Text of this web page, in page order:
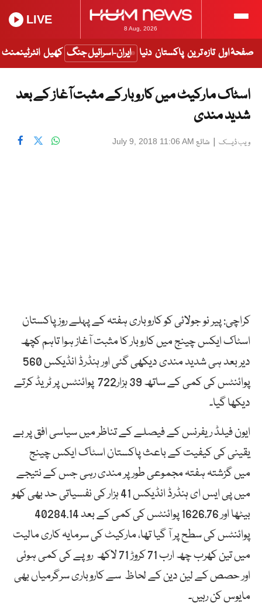
8 Aug, 2026
LIVE
صفحۂ اول تازہ ترین پاکستان دنیا ایران-اسرائیل جنگ کھیل انٹرٹینمنٹ
اسٹاک مارکیٹ میں کاروبار کے مثبت آغاز کے بعد
شدید مندی
ویب ڈیسک | شائع July 9, 2018 11:06 AM
کراچی: پیر نو جولائی کو کاروباری ہفتہ کے پہلے روز پاکستان
اسٹاک ایکس چینج میں کاروبار کا مثبت آغاز ہوا تاہم کچھ
دیر بعد ہی شدید مندی دیکھی گئی اور ہنڈرڈ انڈیکس 560
پوائنٹس کی کمی کے ساتھ 39 ہزار722 پوائنٹس پر ٹریڈ کرتے
دیکھا گیا۔
ایون فیلڈ ریفرنس کے فیصلے کے تناظر میں سیاسی افق پر بے
یقینی کی کیفیت کے باعث پاکستان اسٹاک ایکس چینج
میں گزشتہ ہفتہ مجموعی طور پر مندی رہی جس کے نتیجے
میں پی ایس ای ہنڈرڈ انڈیکس 41 ہزار کی نفسیاتی حد بھی کھو
بیٹھا اور 1626.76 پوائنٹس کی کمی کے بعد 40284.14
پوائنٹس کی سطح پر آ گیا تھا، مارکیٹ کی سرمایہ کاری مالیت
میں تین کھرب چھ ارب 71 کروڑ 71 لاکھ روپے کی کمی ہوئی
اور حصص کے لین دین کے لحاظ سے کاروباری سرگرمیاں بھی
مایوس کن رہیں۔